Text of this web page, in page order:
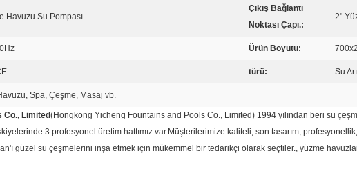
Havuzu Su Pompası
Çıkış Bağlantı
Noktası Çapı.:
2"
Ürün Boyutu:
türü: Su
Spa, Çeşme, Masaj vb.
Co., Limited(Hongkong Yicheng Fountains and Pools Co., Limited) 1994 yılından beri su
3 profesyonel üretim hattımız var.Müşterilerimize kaliteli, son tasarım,
güzel su çeşmelerini inşa etmek için mükemmel bir tedarikçi olarak seçtiler., yüzme